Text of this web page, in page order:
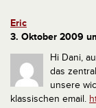
Eric
3. Oktober 2009
Hi Dani,
das
unsere
klassischen email.